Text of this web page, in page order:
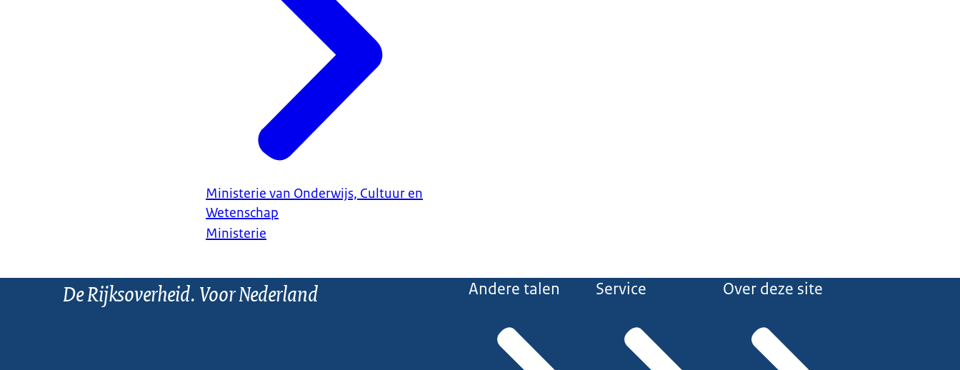
Ministerie van Onderwijs, Cultuur en
Wetenschap
Ministerie
De Rijksoverheid. Voor Nederland Andere talen Service Over deze site